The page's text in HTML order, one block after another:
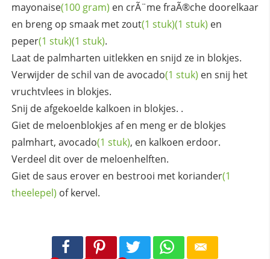
mayonaise(100 gram) en crÃ¨me fraÃ®che doorelkaar
en breng op smaak metzout(1 stuk)(1 stuk) en
peper(1 stuk)(1 stuk).
Laat de palmharten uitlekken en snijd ze in blokjes.
Verwijder de schil van deavocado(1 stuk) en snij het
vruchtvlees in blokjes.
Snij de afgekoelde kalkoen in blokjes. .
Giet de meloenblokjes af en meng er de blokjes
palmhart, avocado(1 stuk), en kalkoen erdoor.
Verdeel dit over de meloenhelften.
Giet de saus erover en bestrooi met koriander(1
theelepel) of kervel.